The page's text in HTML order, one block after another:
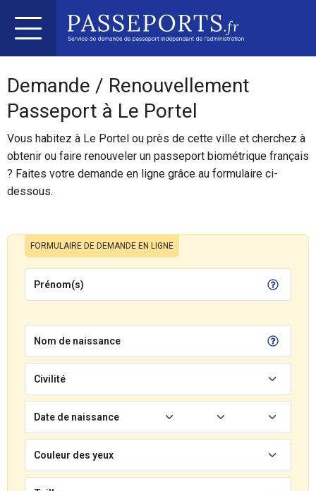
Demande / Renouvellement
Passeport à Le Portel
Vous habitez à Le Portel ou près de cette ville et cherchez à
obtenir ou faire renouveler un passeport biométrique français
? Faites votre demande en ligne grâce au formulaire ci-
dessous.
FORMULAIRE DE DEMANDE EN LIGNE
Prénom(s)
Nom de naissance
Civilité
Date de naissance
Couleur des yeux